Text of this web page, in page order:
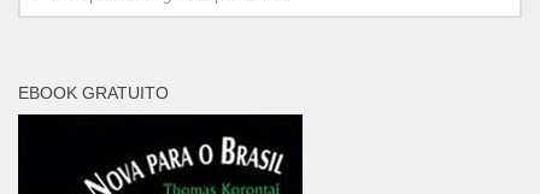
EBOOK GRATUITO